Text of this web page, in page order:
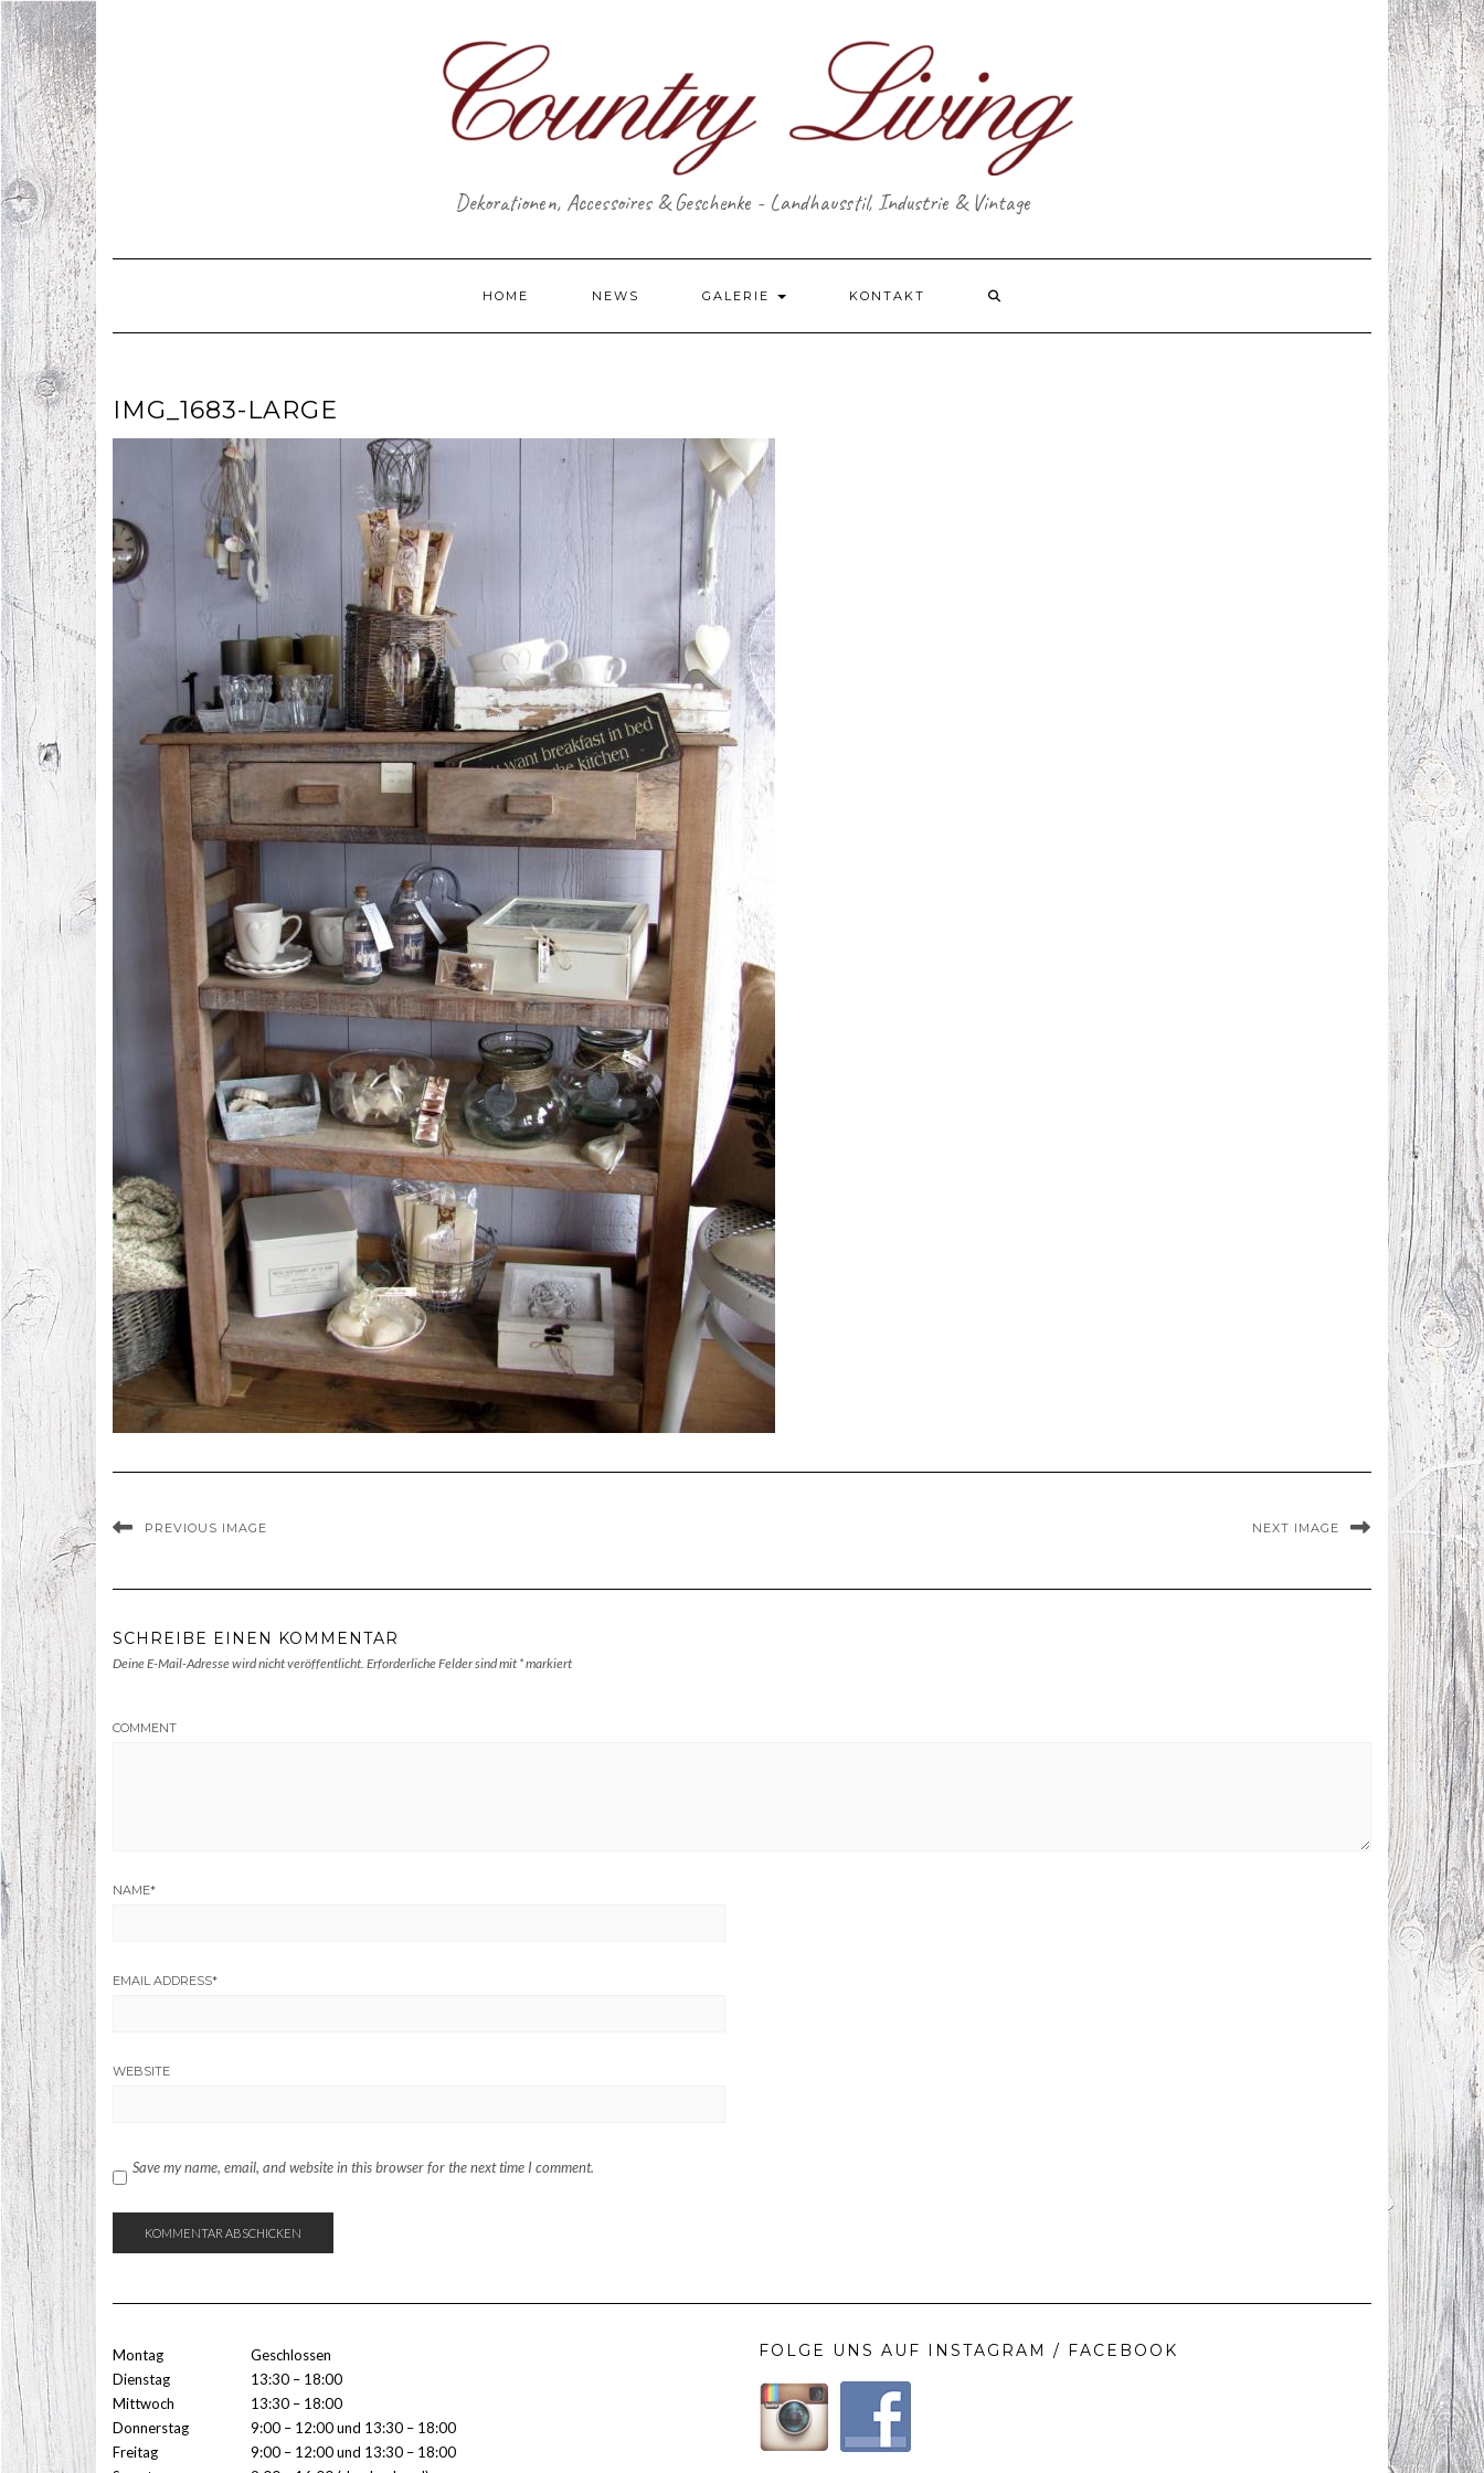
Skip
to
content
Dekorationen, Accessoires & Geschenke - Landhausstil, Industrie & Vintage
HOME NEWS GALERIE KONTAKT
IMG_1683-LARGE
PREVIOUS IMAGE NEXT IMAGE
SCHREIBE EINEN KOMMENTAR
Deine E-Mail-Adresse wird nicht veröffentlicht. Erforderliche Felder sind mit *markiert
COMMENT
NAME*
EMAIL ADDRESS*
WEBSITE
Save my name, email, and website in this browser for the next time I comment.
Montag
Geschlossen
Dienstag
13:30 – 18:00
Mittwoch
13:30 – 18:00
Donnerstag
9:00 – 12:00 und 13:30 – 18:00
Freitag
9:00 – 12:00 und 13:30 – 18:00
FOLGE UNS AUF INSTAGRAM / FACEBOOK